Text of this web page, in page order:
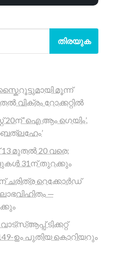
തിരയുക
സ്കൈറൂട്ടുമായി മൂന്ന്
വിക്രം റോക്കറ്റിൽ
20ന് ‘ഐ ആം ഗെയിം’,
മുതൽ 20 വരെ;
31ന് തുറക്കും
ചരിത്ര റെക്കോർഡ്
—
ടിക്കറ്റ്
ഉം പുതിയ കൊറിയറും